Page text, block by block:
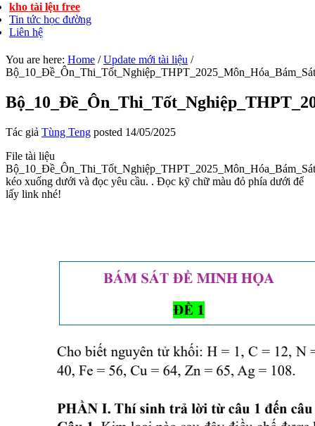
kho tài lệu free
Tin tức học đường
Liên hệ
You are here: Home / Update mới tài liệu /
Tác giả Tùng Teng posted 14/05/2025
File tài liệu
kéo xuống dưới và đọc yêu cầu. . Đọc kỹ chữ màu đỏ phía dưới để
lấy link nhé!